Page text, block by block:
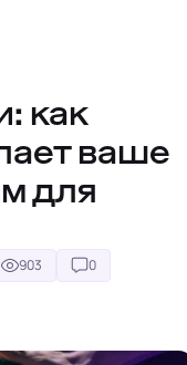
как
ваше
для
903 0